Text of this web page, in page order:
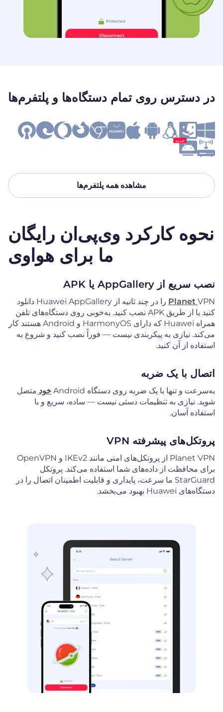
در دسترس روی تمام دستگاه‌ها و پلتفرم‌ها
جدید
مشاهده همه پلتفرم‌ها
نحوه کارکرد وی‌پی‌ان رایگان
ما برای هواوی
نصب سریع از AppGallery یا APK
Planet
VPN را در چند ثانیه از Huawei AppGallery دانلود
کنید یا از طریق APK نصب کنید. به‌خوبی روی دستگاه‌های تلفن
همراه Huawei که دارای HarmonyOS و Android هستند کار
می‌کند. نیازی به پیکربندی نیست — فوراً نصب کنید و شروع به
استفاده از آن کنید.
اتصال با یک ضربه
به‌سرعت و تنها با یک ضربه روی دستگاه Android خود متصل
شوید. نیازی به تنظیمات دستی نیست — ساده، سریع و با
استفاده آسان.
پروتکل‌های پیشرفته VPN
Planet VPN از پروتکل‌های امنی مانند IKEv2 و OpenVPN
برای محافظت از داده‌های شما استفاده می‌کند. پروتکل
StarGuard ما سرعت، پایداری و قابلیت اطمینان اتصال را در
دستگاه‌های Huawei بهبود می‌بخشد.